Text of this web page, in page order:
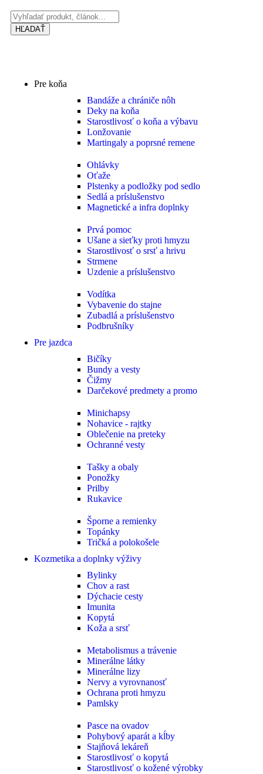
HĽADAŤ
Pre koňa
Bandáže a chrániče nôh
Deky na koňa
Starostlivosť o koňa a výbavu
Lonžovanie
Martingaly a poprsné remene
Ohlávky
Oťaže
Plstenky a podložky pod sedlo
Sedlá a príslušenstvo
Magnetické a infra doplnky
Prvá pomoc
Ušane a sieťky proti hmyzu
Starostlivosť o srsť a hrivu
Strmene
Uzdenie a príslušenstvo
Vodítka
Vybavenie do stajne
Zubadlá a príslušenstvo
Podbrušníky
Pre jazdca
Bičíky
Bundy a vesty
Čižmy
Darčekové predmety a promo
Minichapsy
Nohavice - rajtky
Oblečenie na preteky
Ochranné vesty
Tašky a obaly
Ponožky
Prilby
Rukavice
Šporne a remienky
Topánky
Tričká a polokošele
Kozmetika a doplnky výživy
Bylinky
Chov a rast
Dýchacie cesty
Imunita
Kopytá
Koža a srsť
Metabolismus a trávenie
Minerálne látky
Minerálne lizy
Nervy a vyrovnanosť
Ochrana proti hmyzu
Pamlsky
Pasce na ovadov
Pohybový aparát a kĺby
Stajňová lekáreň
Starostlivosť o kopytá
Starostlivosť o kožené výrobky